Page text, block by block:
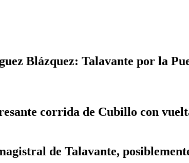
Blázquez: Talavante por la
corrida de Cubillo con
de Talavante,